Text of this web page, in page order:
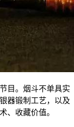
目。烟斗不单具实
器锻制工艺，以及
、收藏价值。